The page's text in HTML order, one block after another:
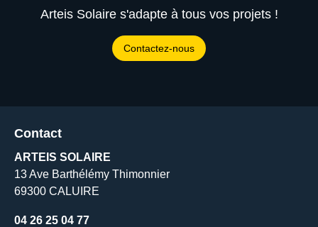
Arteis Solaire s'adapte à tous vos projets !
Contactez-nous
Contact
ARTEIS SOLAIRE
13 Ave Barthélémy Thimonnier
69300 CALUIRE
04 26 25 04 77